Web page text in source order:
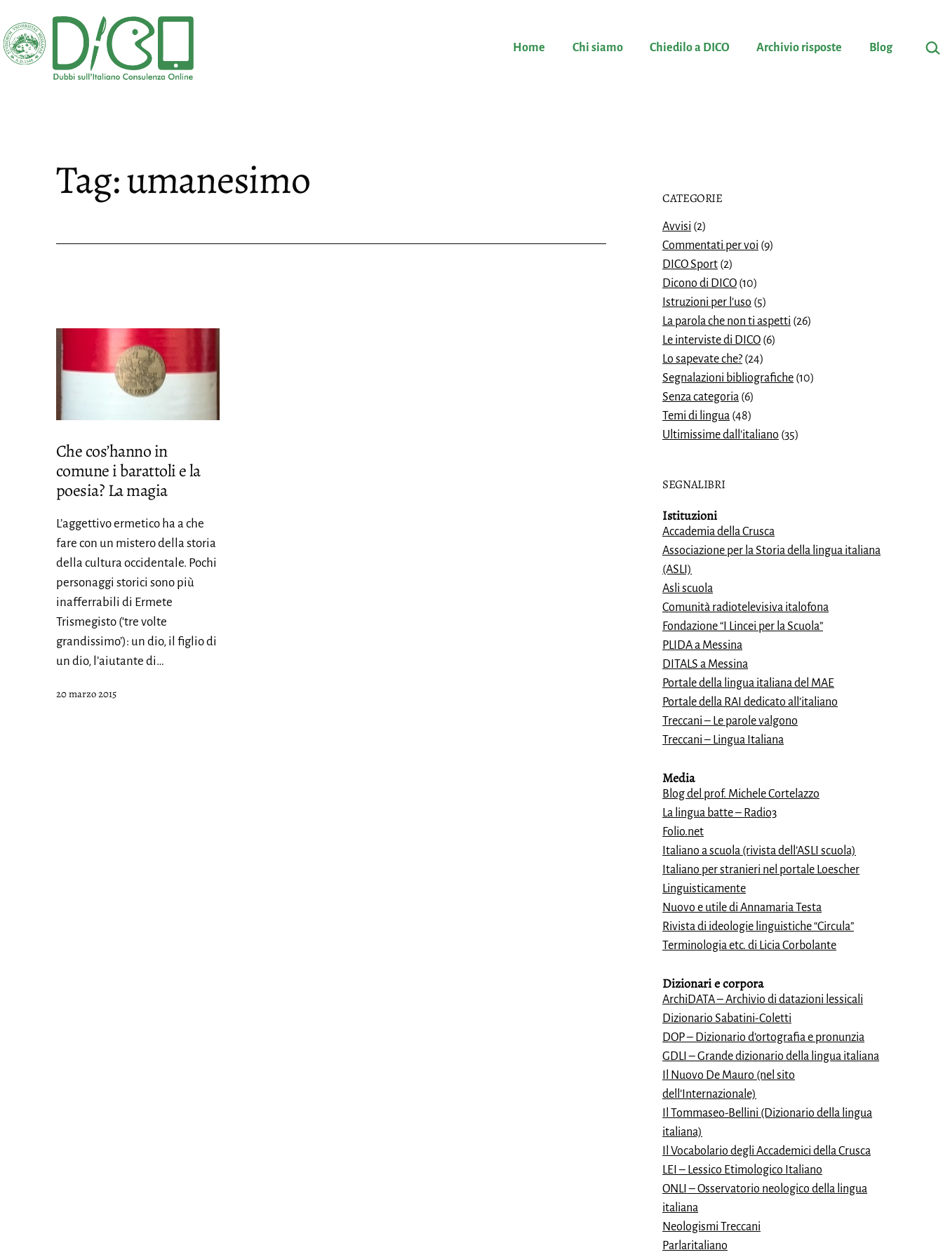
al
contenuto
Consulenza
Home Chi siamo Chiedilo a DICO Archivio risposte Blog
Tag:umanesimo
Che cos’hanno in
comune i barattoli e la
poesia? La magia
L’aggettivo ermetico ha a che
fare con un mistero della storia
della cultura occidentale. Pochi
personaggi storici sono più
inafferrabili di Ermete
Trismegisto (‘tre volte
grandissimo’): un dio, il figlio di
un dio, l’aiutante di…
Pubblicato
20 marzo 2015
CATEGORIE
Avvisi (2)
Commentati per voi (9)
DICO Sport (2)
Dicono di DICO (10)
Istruzioni per l'uso (5)
La parola che non ti aspetti (26)
Le interviste di DICO (6)
Lo sapevate che? (24)
Segnalazioni bibliografiche (10)
Senza categoria (6)
Temi di lingua (48)
Ultimissime dall'italiano (35)
SEGNALIBRI
Istituzioni
Accademia della Crusca
Associazione per la Storia della lingua italiana
(ASLI)
Asli scuola
Comunità radiotelevisiva italofona
Fondazione “I Lincei per la Scuola”
PLIDA a Messina
DITALS a Messina
Portale della lingua italiana del MAE
Portale della RAI dedicato all’italiano
Treccani – Le parole valgono
Treccani – Lingua Italiana
Media
Blog del prof. Michele Cortelazzo
La lingua batte – Radio3
Folio.net
Italiano a scuola (rivista dell’ASLI scuola)
Italiano per stranieri nel portale Loescher
Linguisticamente
Nuovo e utile di Annamaria Testa
Rivista di ideologie linguistiche “Circula”
Terminologia etc. di Licia Corbolante
Dizionari ecorpora
ArchiDATA – Archivio di datazioni lessicali
Dizionario Sabatini-Coletti
DOP – Dizionario d’ortografia e pronunzia
GDLI – Grande dizionario della lingua italiana
Il Nuovo De Mauro (nel sito
dell’Internazionale)
Il Tommaseo-Bellini (Dizionario della lingua
italiana)
Il Vocabolario degli Accademici della Crusca
LEI – Lessico Etimologico Italiano
ONLI – Osservatorio neologico della lingua
italiana
Neologismi Treccani
Parlaritaliano